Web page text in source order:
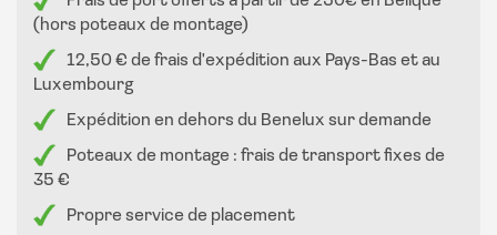
(hors poteaux de montage)
12,50 € de frais d'expédition aux Pays-Bas et au
Luxembourg
Expédition en dehors du Benelux sur demande
Poteaux de montage : frais de transport fixes de
35 €
Propre service de placement